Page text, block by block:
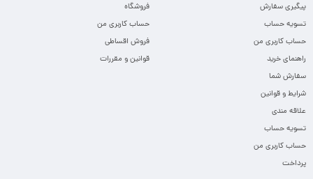
پیگیری سفارش
تسویه حساب
حساب کاربری من
راهنمای خرید
سفارش شما
شرایط و قوانین
علاقه مندی
تسویه حساب
حساب کاربری من
پرداخت
فروشگاه
حساب کاربری من
فروش اقساطی
قوانین و مقررات